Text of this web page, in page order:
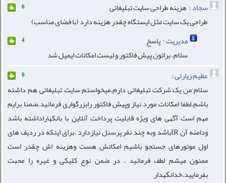
سجاد : هزینه طراحی سایت تبلیغاتی 0
طراحی یک سایت مثل ایستگاه چقدر هزینه دارد (با فضای مناسب)
مدیریت : پاسخ 4
سلام. براتون پیش فاکتور و لیست امکانات ایمیل شد
عظیم زیارتی :
0
سلام من یک شرکت تبلیغاتی دارم.میخواستم سایت تبلیغاتی هم داشته
باشم.لطفا امکانات مورد نیاز وپیش فاکتور رابزرگواری فرمائید.ضمنا برایم
مهم است آگهی های ویژه قابلیت پرداخت آنلاین با بانکهاراداشته باشد
ودامنه آن IRباشد وبه چند نفر پرسنل نیازدارد .برای اینکه در ردیف های
اول موتورهای جستجو باشیم امکانش هست وهزینه اش چقدر است
ممنون میشم لطف فرمائید . در ضمن نوع کلیکی و غیره را محبت
بفرمایید.خدانگهدار